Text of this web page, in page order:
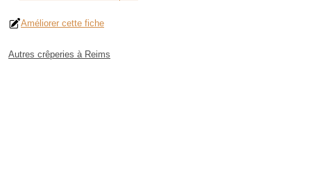
Améliorer cette fiche
Autres crêperies à Reims